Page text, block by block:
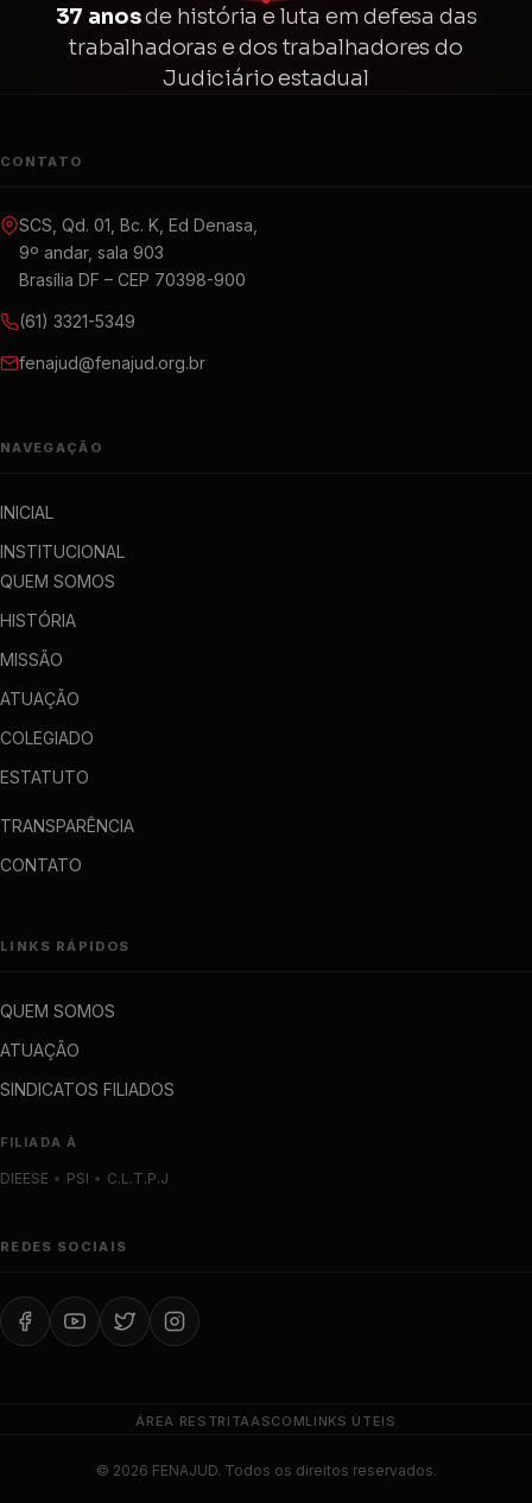
37 anosde história e luta em defesa das
trabalhadoras e dos trabalhadores do
Judiciário estadual
CONTATO
SCS, Qd. 01, Bc. K, Ed Denasa,
9º andar, sala 903
Brasília DF – CEP 70398-900
(61) 3321-5349
fenajud@fenajud.org.br
NAVEGAÇÃO
INICIAL
INSTITUCIONAL
QUEM SOMOS
HISTÓRIA
MISSÃO
ATUAÇÃO
COLEGIADO
ESTATUTO
TRANSPARÊNCIA
CONTATO
LINKS RÁPIDOS
QUEM SOMOS
ATUAÇÃO
SINDICATOS FILIADOS
FILIADA À
DIEESE • PSI • C.L.T.P.J
REDES SOCIAIS
ÁREA RESTRITA ASCOMLINKS ÚTEIS
© 2026 FENAJUD. Todos os direitos reservados.